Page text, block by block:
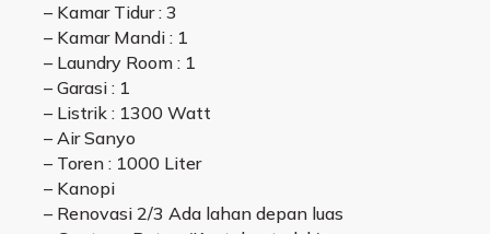
– Kamar Tidur : 3
– Kamar Mandi : 1
– Laundry Room : 1
– Garasi : 1
– Listrik : 1300 Watt
– Air Sanyo
– Toren : 1000 Liter
– Kanopi
– Renovasi 2/3 Ada lahan depan luas